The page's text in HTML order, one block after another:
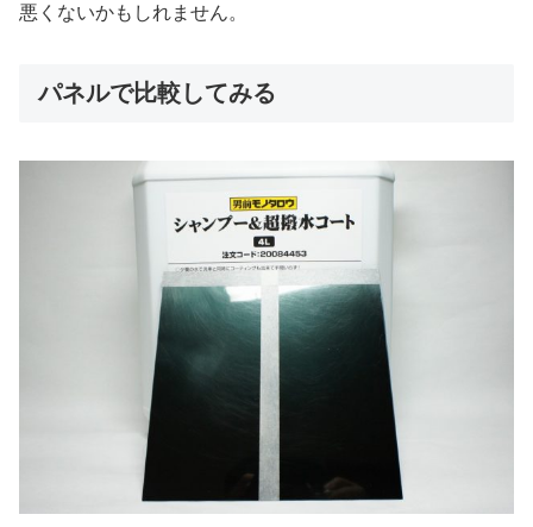
悪くないかもしれません。
パネルで比較してみる